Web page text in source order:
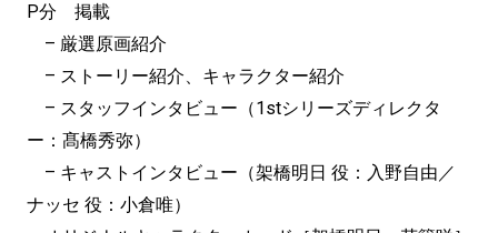
P分 掲載
– 厳選原画紹介
– ストーリー紹介、キャラクター紹介
– スタッフインタビュー（1stシリーズディレクタ
ー： 髙橋秀弥）
– キャストインタビュー（架橋明日 役：入野自由／
ナッセ 役：小倉唯）